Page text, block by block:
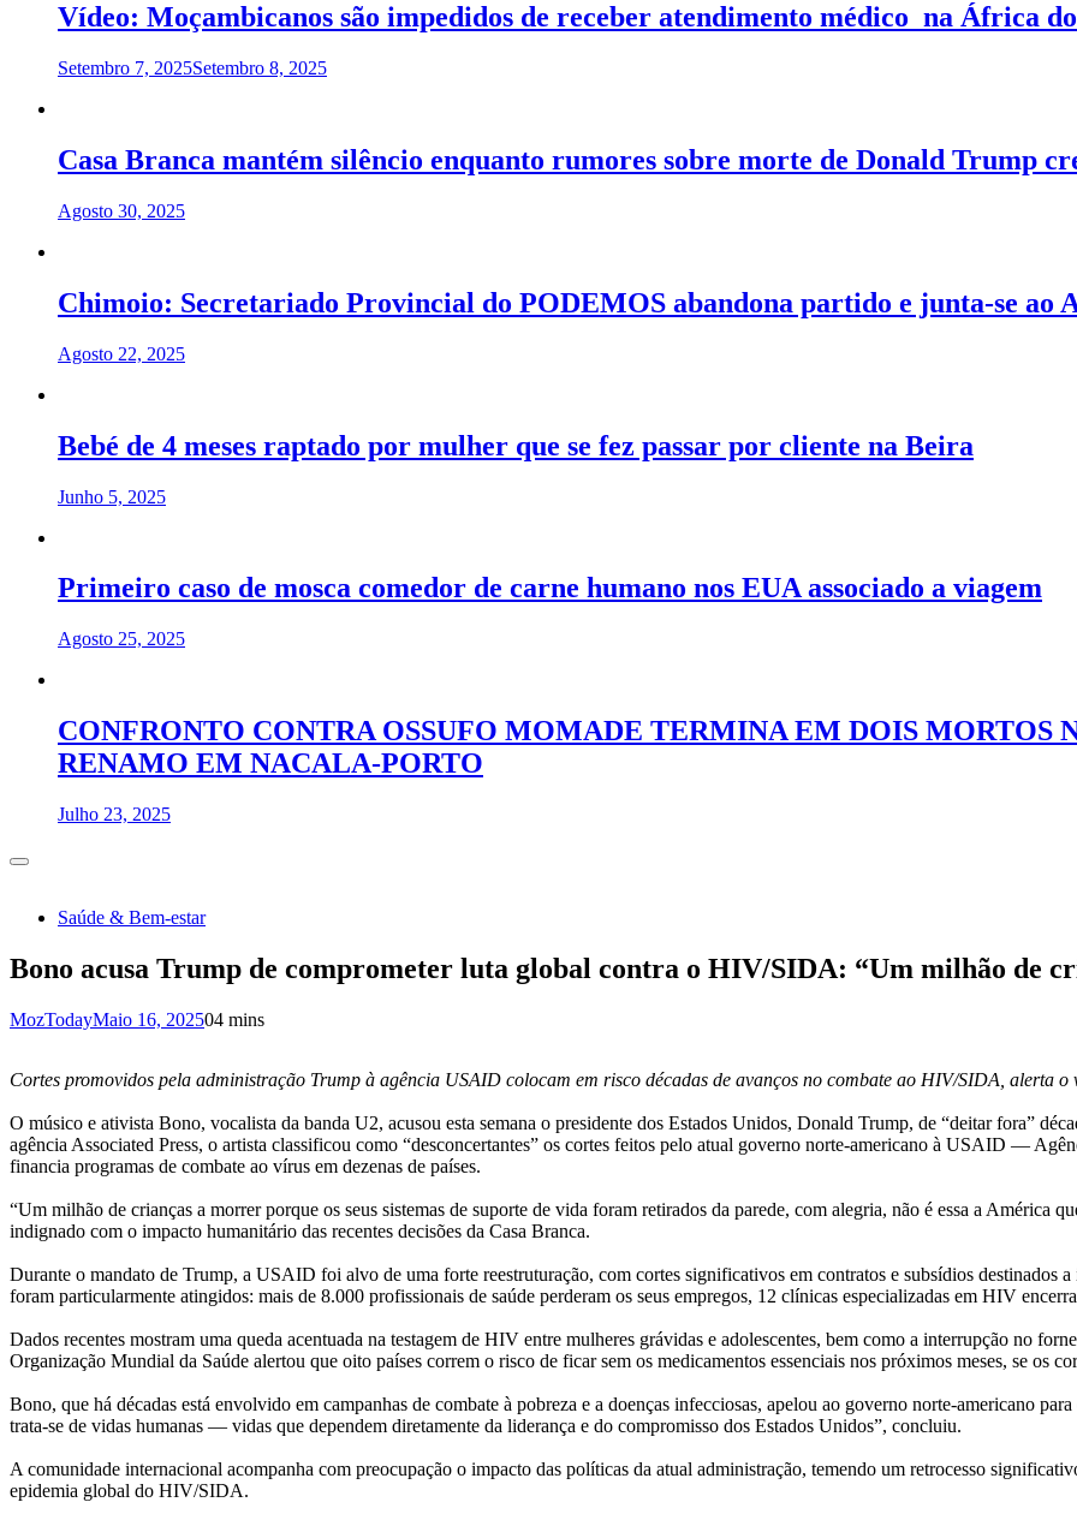
Vídeo: Moçambicanos são impedidos de receber atendimento médico na África do
Setembro 7, 2025Setembro 8, 2025
Casa Branca mantém silêncio enquanto rumores sobre morte de Donald Trump
Agosto 30, 2025
Chimoio: Secretariado Provincial do PODEMOS abandona partido e junta-se ao
Agosto 22, 2025
Bebé de 4 meses raptado por mulher que se fez passar por cliente na Beira
Junho 5, 2025
Primeiro caso de mosca comedor de carne humano nos EUA associado a viagem
Agosto 25, 2025
CONFRONTO CONTRA OSSUFO MOMADE TERMINA EM DOIS MORTOS
RENAMO EM NACALA-PORTO
Julho 23, 2025
Saúde & Bem-estar
Bono acusa Trump de comprometer luta global contra o HIV/SIDA: “Um milhão de
MozTodayMaio 16, 202504 mins
Cortes promovidos pela administração Trump à agência USAID colocam em risco décadas de avanços no combate ao HIV/SIDA, alerta o
O músico e ativista Bono, vocalista da banda U2, acusou esta semana o presidente dos Estados Unidos, Donald Trump, de “deitar fora”
agência Associated Press, o artista classificou como “desconcertantes” os cortes feitos pelo atual governo norte-americano à USAID —
financia programas de combate ao vírus em dezenas de países.
“Um milhão de crianças a morrer porque os seus sistemas de suporte de vida foram retirados da parede, com alegria, não é essa a América
indignado com o impacto humanitário das recentes decisões da Casa Branca.
Durante o mandato de Trump, a USAID foi alvo de uma forte reestruturação, com cortes significativos em contratos e subsídios destinados
foram particularmente atingidos: mais de 8.000 profissionais de saúde perderam os seus empregos, 12 clínicas especializadas em HIV
Dados recentes mostram uma queda acentuada na testagem de HIV entre mulheres grávidas e adolescentes, bem como a interrupção no
Organização Mundial da Saúde alertou que oito países correm o risco de ficar sem os medicamentos essenciais nos próximos meses, se os
Bono, que há décadas está envolvido em campanhas de combate à pobreza e a doenças infecciosas, apelou ao governo norte-americano
trata-se de vidas humanas — vidas que dependem diretamente da liderança e do compromisso dos Estados Unidos”, concluiu.
A comunidade internacional acompanha com preocupação o impacto das políticas da atual administração, temendo um retrocesso
epidemia global do HIV/SIDA.